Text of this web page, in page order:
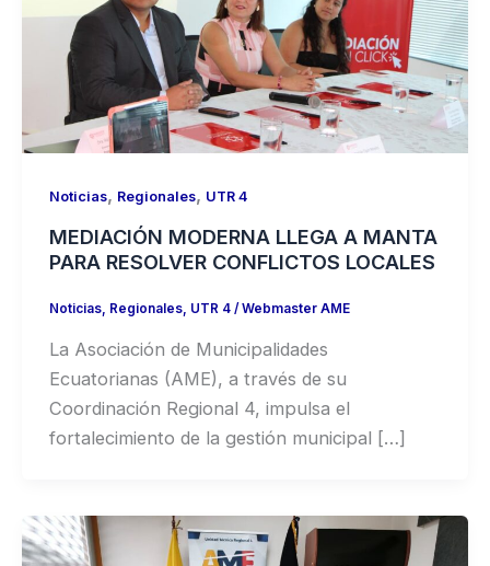
Noticias, Regionales, UTR 4
MEDIACIÓN MODERNA LLEGA A MANTA
PARA RESOLVER CONFLICTOS LOCALES
Noticias, Regionales, UTR 4/ Webmaster AME
La Asociación de Municipalidades
Ecuatorianas (AME), a través de su
Coordinación Regional 4, impulsa el
fortalecimiento de la gestión municipal […]